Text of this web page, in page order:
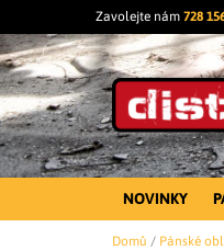
Zavolejte nám 728
NOVINKY
Domů / Pánské